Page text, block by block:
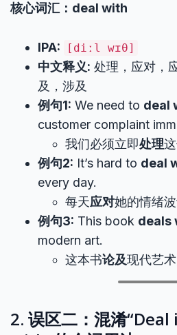
核心词汇：deal with
IPA: [diːl wɪθ]
中文释义: 处理，应对，
及，涉及
例句1: We need to deal
customer complaint
我们必须立即处理
例句2: It’s hard to deal
every day.
每天应对她的情绪波
例句3: This book deals
modern art.
这本书论及现代艺术
2. 误区二：混淆“Deal